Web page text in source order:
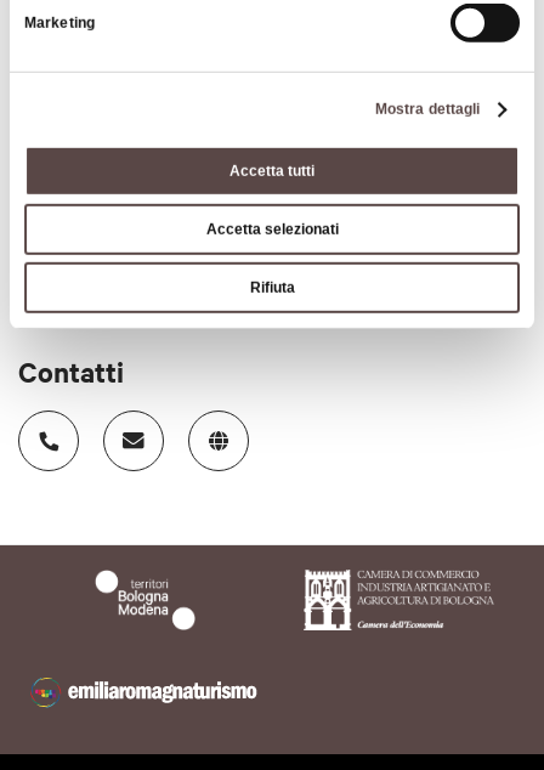
Marketing
Mostra dettagli
Accetta tutti
Accetta selezionati
Rifiuta
IT037042C1WJYGJFZM
Contatti